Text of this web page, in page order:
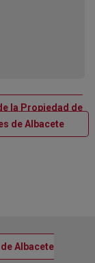
la Propiedad de
de Albacete
Albacete